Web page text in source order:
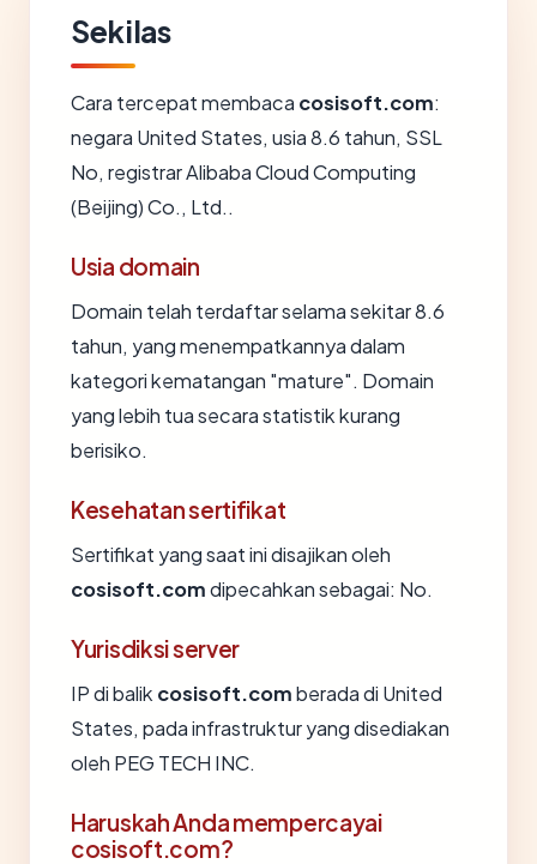
Sekilas
Cara tercepat membaca cosisoft.com:
negara United States, usia 8.6 tahun, SSL
No, registrar Alibaba Cloud Computing
(Beijing) Co., Ltd..
Usia domain
Domain telah terdaftar selama sekitar 8.6
tahun, yang menempatkannya dalam
kategori kematangan "mature". Domain
yang lebih tua secara statistik kurang
berisiko.
Kesehatan sertifikat
Sertifikat yang saat ini disajikan oleh
cosisoft.comdipecahkan sebagai: No.
Yurisdiksi server
IP di balik cosisoft.comberada di United
States, pada infrastruktur yang disediakan
oleh PEG TECH INC.
Haruskah Anda mempercayai
cosisoft.com?